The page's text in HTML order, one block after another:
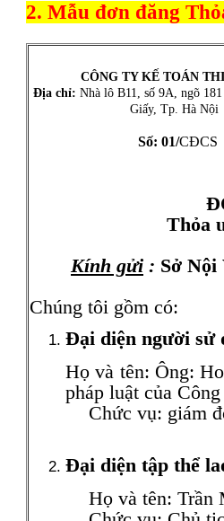
2. Mẫu đơn đăng
CÔNG TY KẾ TOÁN
Địa chỉ: Nhà lô B11, số 9A, ngõ
Giấy, Tp. Hà Nội
Số: 01/CĐCS
Thỏa
Kính gửi : Sở Nội
Chúng tôi gồm có:
Đại diện người sử
Họ và tên: Ông:
pháp luật của
Chức vụ: giám
Đại diện tập thể
Họ và tên: Trần